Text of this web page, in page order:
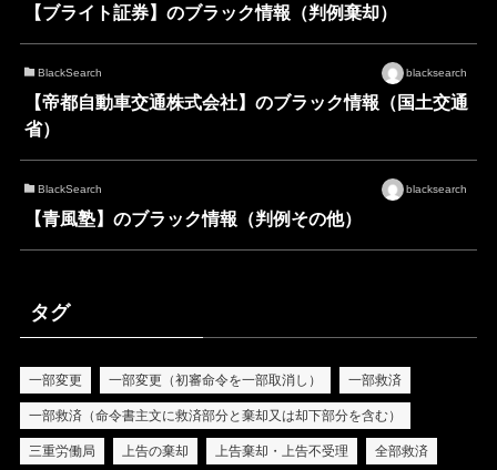
【ブライト証券】のブラック情報（判例棄却）
BlackSearch blacksearch
【帝都自動車交通株式会社】のブラック情報（国土交通
省）
BlackSearch blacksearch
【青風塾】のブラック情報（判例その他）
タグ
一部変更 一部変更（初審命令を一部取消し） 一部救済
一部救済（命令書主文に救済部分と棄却又は却下部分を含む）
三重労働局 上告の棄却 上告棄却・上告不受理 全部救済